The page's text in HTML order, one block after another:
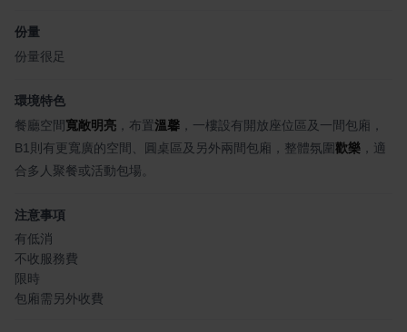
份量
份量很足
環境特色
餐廳空間寬敞明亮 ，布置溫馨 ，一樓設有開放座位區及一間包廂，
B1則有更寬廣的空間、圓桌區及另外兩間包廂，整體氛圍歡樂 ，適
合多人聚餐或活動包場。
注意事項
有低消
不收服務費
限時
包廂需另外收費